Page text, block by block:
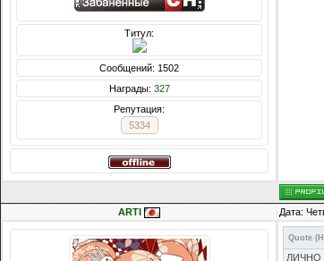
Титул:
Сообщений: 1502
Награды: 327
Репутация:
5334
ARTI Дата:
Quote (
ЛИЧНО